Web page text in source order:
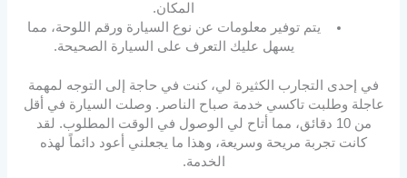
المكان.
يتم توفير معلومات عن نوع السيارة ورقم اللوحة، مما
يسهل عليك التعرف على السيارة الصحيحة.
في إحدى التجارب الكثيرة لي، كنت في حاجة إلى التوجه لمهمة
عاجلة وطلبت تاكسي خدمة صباح الناصر. وصلت السيارة في أقل
من 10 دقائق، مما أتاح لي الوصول في الوقت المطلوب. لقد
كانت تجربة مريحة وسريعة، وهذا ما يجعلني أعود دائماً لهذه
الخدمة.